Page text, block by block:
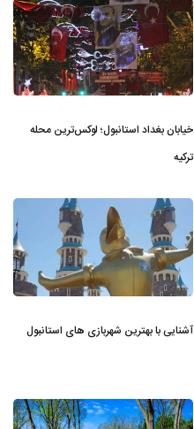
خیابان بغداد استانبول؛ لوکس‌ترین محله
ترکیه
آشنایی با بهترین شهربازی های استانبول